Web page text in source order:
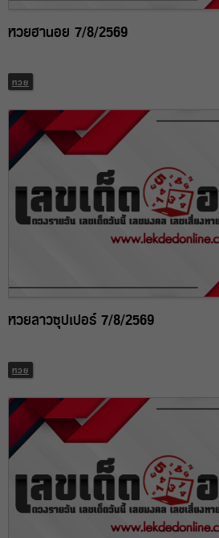
หวยฮานอย 7/8/2569
หวย
หวยลาวซุปเปอร์ 7/8/2569
หวย